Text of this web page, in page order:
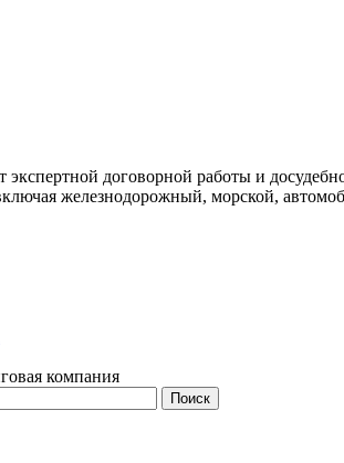
договорной работы и
железнодорожный, морской,
компания